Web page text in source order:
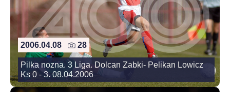
2006.04.08 28
Pilka nozna. 3 Liga. Dolcan Zabki- Pelikan Lowicz
Ks 0 - 3. 08.04.2006